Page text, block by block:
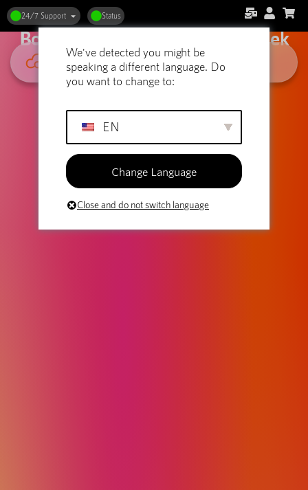
24/7 Support Status
Webhosting en Reiswebsites:
Bouw Jouw Digitale Reisdagboek
We've detected you might be
speaking a different language. Do
you want to change to:
EN
Change Language
Close and do not switch language